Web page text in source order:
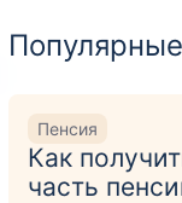
Пенсия
Как
часть